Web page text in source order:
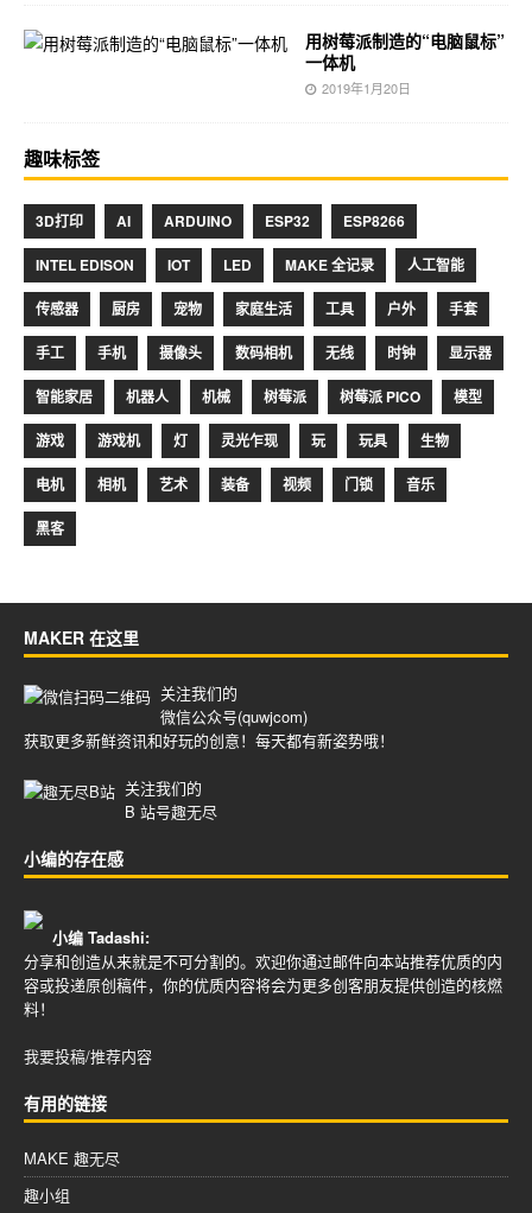
用树莓派制造的“电脑鼠标”
一体机
2019年1月20日
趣味标签
3D打印 AI ARDUINO ESP32 ESP8266
INTEL EDISON IOT LED MAKE 全记录 人工智能
传感器 厨房 宠物 家庭生活 工具 户外 手套
手工 手机 摄像头 数码相机 无线 时钟 显示器
智能家居 机器人 机械 树莓派 树莓派 PICO 模型
游戏 游戏机 灯 灵光乍现 玩 玩具 生物
电机 相机 艺术 装备 视频 门锁 音乐
黑客
MAKER 在这里
关注我们的
微信公众号(quwjcom)
获取更多新鲜资讯和好玩的创意！每天都有新姿势哦！
关注我们的
B 站号趣无尽
小编的存在感
小编 Tadashi:
分享和创造从来就是不可分割的。欢迎你通过邮件向本站推荐优质的内
容或投递原创稿件，你的优质内容将会为更多创客朋友提供创造的核燃
料！
我要投稿/推荐内容
有用的链接
MAKE 趣无尽
趣小组